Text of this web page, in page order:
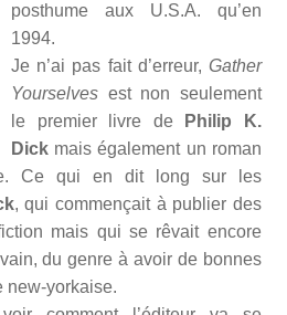
posthume aux U.S.A. qu’en
1994.
Je n’ai pas fait d’erreur, Gather
Yourselves est non seulement
le premier livre de
Philip K.
Dick mais également un roman
Ce qui en dit long sur les
, qui commençait à publier des
mais qui se rêvait encore
du genre à avoir de bonnes
new-yorkaise.